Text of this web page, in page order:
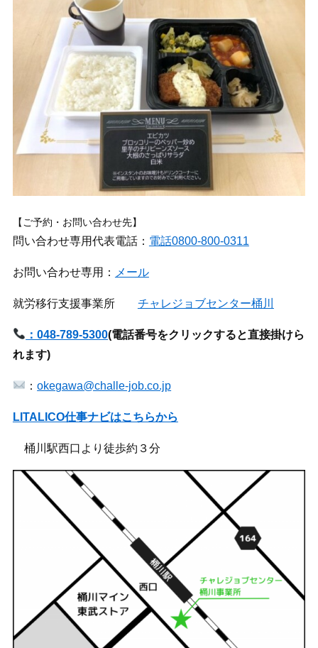
【ご予約・お問い合わせ先】
問い合わせ専用代表電話： 電話0800-800-0311
お問い合わせ専用： メール
就労移行支援事業所 チャレジョブセンター桶川
：048-789-5300(電話番号をクリックすると直接掛けら
れます)
：okegawa@challe-job.co.jp
LITALICO仕事ナビはこちらから
桶川駅西口より徒歩約３分